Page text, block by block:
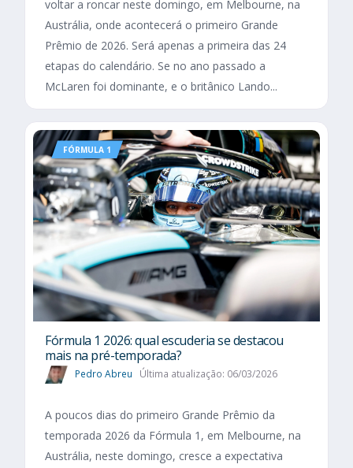
voltar a roncar neste domingo, em Melbourne, na
Austrália, onde acontecerá o primeiro Grande
Prêmio de 2026. Será apenas a primeira das 24
etapas do calendário. Se no ano passado a
McLaren foi dominante, e o britânico Lando...
FÓRMULA 1
Fórmula 1 2026: qual escuderia se destacou
mais na pré-temporada?
Pedro Abreu Última atualização: 06/03/2026
A poucos dias do primeiro Grande Prêmio da
temporada 2026 da Fórmula 1, em Melbourne, na
Austrália, neste domingo, cresce a expectativa